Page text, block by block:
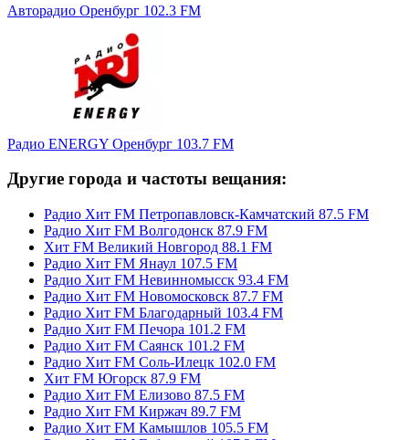
Авторадио Оренбург 102.3 FM
Радио ENERGY Оренбург 103.7 FM
Другие города и частоты вещания:
Радио Хит FM Петропавловск-Камчатский 87.5 FM
Радио Хит FM Волгодонск 87.9 FM
Хит FM Великий Новгород 88.1 FM
Радио Хит FM Янаул 107.5 FM
Радио Хит FM Невинномысск 93.4 FM
Радио Хит FM Новомосковск 87.7 FM
Радио Хит FM Благодарный 103.4 FM
Радио Хит FM Печора 101.2 FM
Радио Хит FM Саянск 101.2 FM
Радио Хит FM Соль-Илецк 102.0 FM
Хит FM Югорск 87.9 FM
Радио Хит FM Елизово 87.5 FM
Радио Хит FM Киржач 89.7 FM
Радио Хит FM Камышлов 105.5 FM